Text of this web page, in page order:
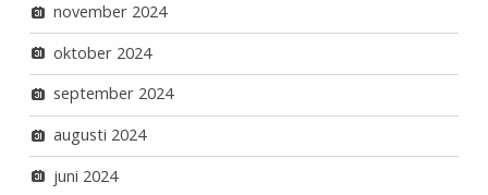
november 2024
oktober 2024
september 2024
augusti 2024
juni 2024